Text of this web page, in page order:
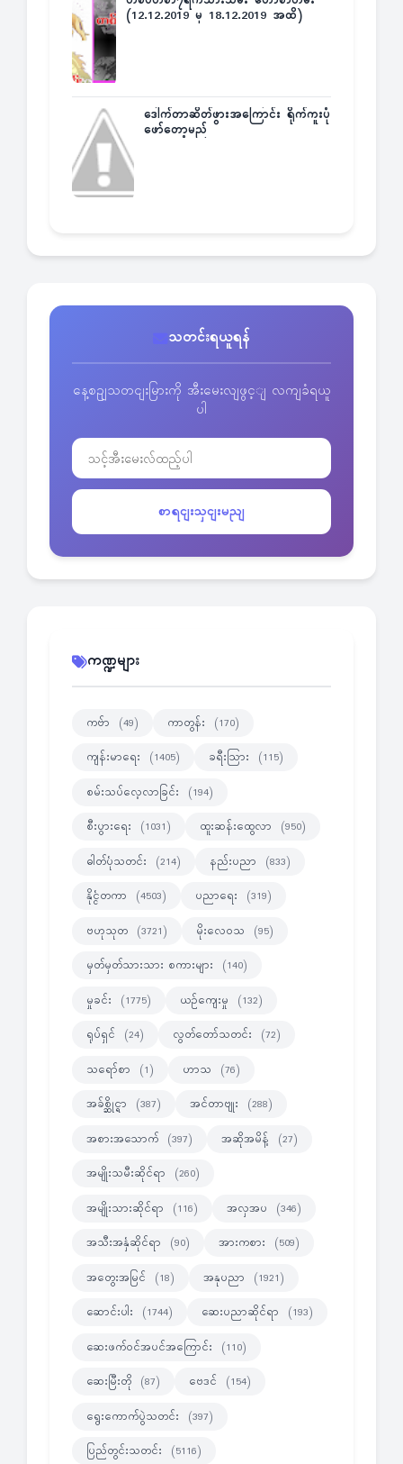
(12.12.2019 မှ 18.12.2019 အထိ)
ဒေါက်တာဆိတ်ဖွားအကြောင်း ရိုက်ကူးပုံ
ဖော်တော့မည်
သတင်းရယူရန်
နေ့စဥျသတငျးမြားကို အီးမေးလျဖွင့ျ လကျခံရယူ
ပါ
စာရငျးသှငျးမညျ
ကဏ္ဍများ
ကဗ်ာ (49) ကာတွန်း (170)
ကျန်းမာရေး (1405) ခရီးသြား (115)
စမ်းသပ်လေ့လာခြင်း (194)
စီးပွားရေး (1031) ထူးဆန်းထွေလာ (950)
ဓါတ်ပုံသတင်း (214) နည်းပညာ (833)
နိုင္ငံတကာ (4503) ပညာရေး (319)
ဗဟုသုတ (3721) မိုးလေဝသ (95)
မှတ်မှတ်သားသား စကားများ (140)
မှုခင်း (1775) ယဉ်ကျေးမှု (132)
ရုပ်ရှင် (24) လွတ်တော်သတင်း (72)
သရော်စာ (1) ဟာသ (76)
အခ်စ္ဆိုင္ရာ (387) အင်တာဗျုး (288)
အစားအသောက် (397) အဆိုအမိန့် (27)
အမျိုးသမီးဆိုင်ရာ (260)
အမျိုးသားဆိုင်ရာ (116) အလှအပ (346)
အသီးအနှံဆိုင်ရာ (90) အားကစား (509)
အတွေးအမြင် (18) အနုပညာ (1921)
ဆောင်းပါး (1744) ဆေးပညာဆိုင်ရာ (193)
ဆေးဖက်ဝင်အပင်အကြောင်း (110)
ဆေးမြီးတို (87) ဗေဒင် (154)
ရွေးကောက်ပွဲသတင်း (397)
ပြည်တွင်းသတင်း (5116)